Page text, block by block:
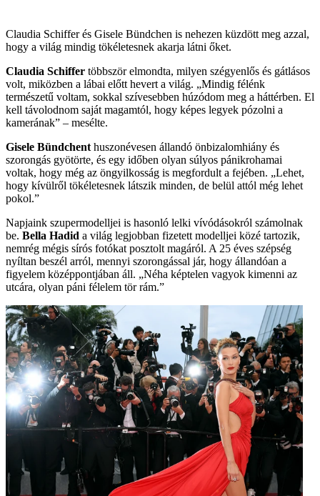
Claudia Schiffer és Gisele Bündchen is nehezen küzdött meg azzal,
hogy a világ mindig tökéletesnek akarja látni őket.
Claudia Schiffer többször elmondta, milyen szégyenlős és gátlásos
volt, miközben a lábai előtt hevert a világ. „Mindig félénk
természetű voltam, sokkal szívesebben húzódom meg a háttérben. El
kell távolodnom saját magamtól, hogy képes legyek pózolni a
kamerának” – mesélte.
Gisele Bündchent huszonévesen állandó önbizalomhiány és
szorongás gyötörte, és egy időben olyan súlyos pánikrohamai
voltak, hogy még az öngyilkosság is megfordult a fejé­ben. „Lehet,
hogy kívülről tökéletesnek látszik minden, de belül attól még lehet
pokol.”
Napjaink szupermodelljei is hasonló lelki vívódásokról számolnak
be. Bella Hadid a világ legjobban fizetett modelljei közé tartozik,
nemrég mégis sírós fotókat posztolt magáról. A 25 éves szépség
nyíltan beszél arról, mennyi szorongással jár, hogy állandóan a
figyelem középpontjában áll. „Néha képtelen vagyok kimenni az
utcára, olyan páni félelem tör rám.”